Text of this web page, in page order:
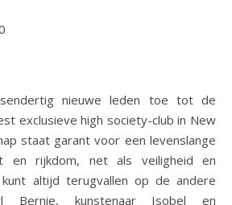
nieuwe leden toe tot de
exclusieve high society-club in New
staat garant voor een levenslange
en rijkdom, net als veiligheid en
altijd terugvallen op de andere
Bernie, kunstenaar Isobel en